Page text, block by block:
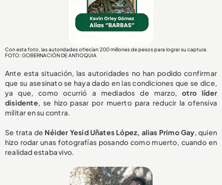
Con esta foto, las autoridades ofrecían 200 millones de pesos para lograr su captura.
FOTO: GOBERNACIÓN DE ANTIOQUIA
Ante esta situación, las autoridades no han podido confirmar
que su asesinato se haya dado en las condiciones que se dice,
ya que, como ocurrió a mediados de marzo,otro líder
disidente , se hizo pasar por muerto para reducir la ofensiva
militar en su contra.
Se trata de Néider Yesid Uñates López, alias Primo Gay , quien
hizo rodar unas fotografías posando como muerto, cuando en
realidad estaba vivo.